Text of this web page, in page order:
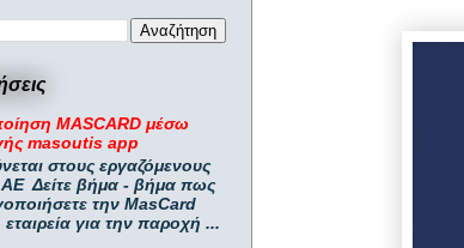
MASCARD μέσω
masoutis app
στους εργαζόμενους
Δείτε βήμα - βήμα πως
την MasCard
για την παροχή ...